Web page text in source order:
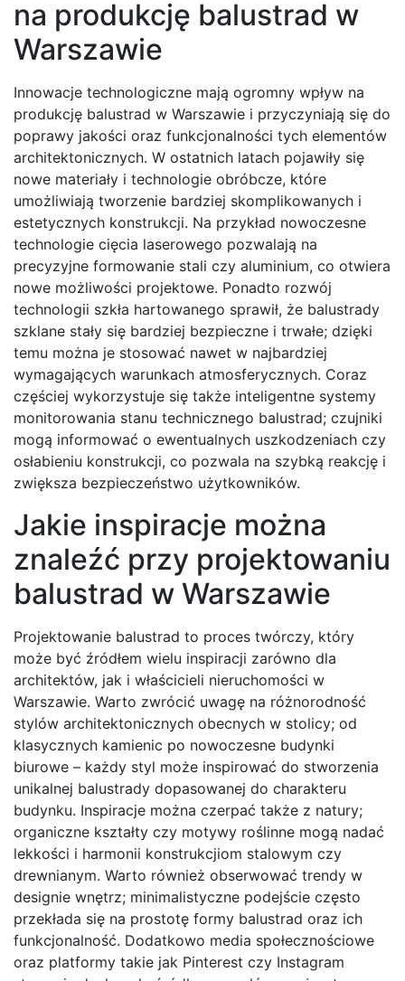
na produkcję balustrad w
Warszawie
Innowacje technologiczne mają ogromny wpływ na
produkcję balustrad w Warszawie i przyczyniają się do
poprawy jakości oraz funkcjonalności tych elementów
architektonicznych. W ostatnich latach pojawiły się
nowe materiały i technologie obróbcze, które
umożliwiają tworzenie bardziej skomplikowanych i
estetycznych konstrukcji. Na przykład nowoczesne
technologie cięcia laserowego pozwalają na
precyzyjne formowanie stali czy aluminium, co otwiera
nowe możliwości projektowe. Ponadto rozwój
technologii szkła hartowanego sprawił, że balustrady
szklane stały się bardziej bezpieczne i trwałe; dzięki
temu można je stosować nawet w najbardziej
wymagających warunkach atmosferycznych. Coraz
częściej wykorzystuje się także inteligentne systemy
monitorowania stanu technicznego balustrad; czujniki
mogą informować o ewentualnych uszkodzeniach czy
osłabieniu konstrukcji, co pozwala na szybką reakcję i
zwiększa bezpieczeństwo użytkowników.
Jakie inspiracje można
znaleźć przy projektowaniu
balustrad w Warszawie
Projektowanie balustrad to proces twórczy, który
może być źródłem wielu inspiracji zarówno dla
architektów, jak i właścicieli nieruchomości w
Warszawie. Warto zwrócić uwagę na różnorodność
stylów architektonicznych obecnych w stolicy; od
klasycznych kamienic po nowoczesne budynki
biurowe – każdy styl może inspirować do stworzenia
unikalnej balustrady dopasowanej do charakteru
budynku. Inspiracje można czerpać także z natury;
organiczne kształty czy motywy roślinne mogą nadać
lekkości i harmonii konstrukcjiom stalowym czy
drewnianym. Warto również obserwować trendy w
designie wnętrz; minimalistyczne podejście często
przekłada się na prostotę formy balustrad oraz ich
funkcjonalność. Dodatkowo media społecznościowe
oraz platformy takie jak Pinterest czy Instagram